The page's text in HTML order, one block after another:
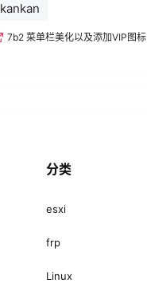
kankan
7b2 菜单栏美化以及添加VIP图标
分类
esxi
frp
Linux